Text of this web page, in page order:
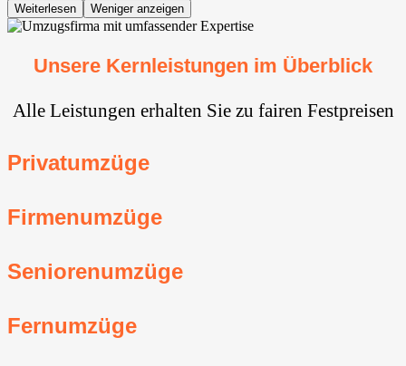
Weiterlesen Weniger anzeigen
Unsere Kernleistungen im Überblick
Alle Leistungen erhalten Sie zu fairen Festpreisen
Privatumzüge
Firmenumzüge
Seniorenumzüge
Fernumzüge